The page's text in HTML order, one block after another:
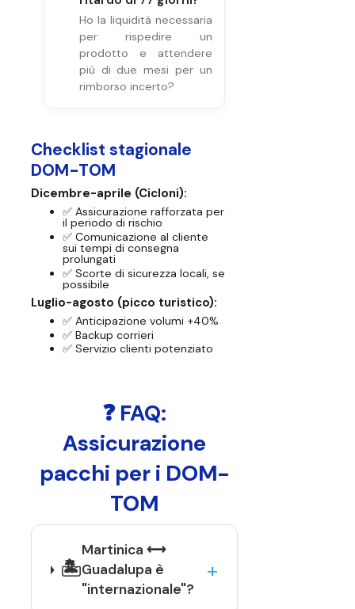
Ho la liquidità necessaria
per rispedire un
prodotto e attendere
più di due mesi per un
rimborso incerto?
Checklist stagionale
DOM-TOM
Dicembre-aprile (Cicloni):
✅ Assicurazione rafforzata per
il periodo di rischio
✅ Comunicazione al cliente
sui tempi di consegna
prolungati
✅ Scorte di sicurezza locali, se
possibile
Luglio-agosto (picco turistico):
✅ Anticipazione volumi +40%
✅ Backup corrieri
✅ Servizio clienti potenziato
❓ FAQ:
Assicurazione
pacchi per i DOM-
TOM
🏝️
Martinica ⟷
Guadalupa è
"internazionale"?